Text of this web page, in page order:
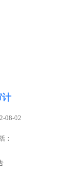
计
08-02
：